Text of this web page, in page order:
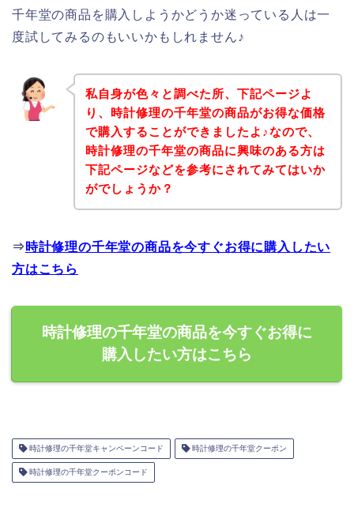
千年堂の商品を購入しようかどうか迷っている人は一
度試してみるのもいいかもしれません♪
私自身が色々と調べた所、下記ページよ
り、時計修理の千年堂の商品がお得な価格
で購入することができましたよ♪なので、
時計修理の千年堂の商品に興味のある方は
下記ページなどを参考にされてみてはいか
がでしょうか？
⇒ 時計修理の千年堂の商品を今すぐお得に購入したい
方はこちら
時計修理の千年堂の商品を今すぐお得に
購入したい方はこちら
時計修理の千年堂キャンペーンコード 時計修理の千年堂クーポン
時計修理の千年堂クーポンコード